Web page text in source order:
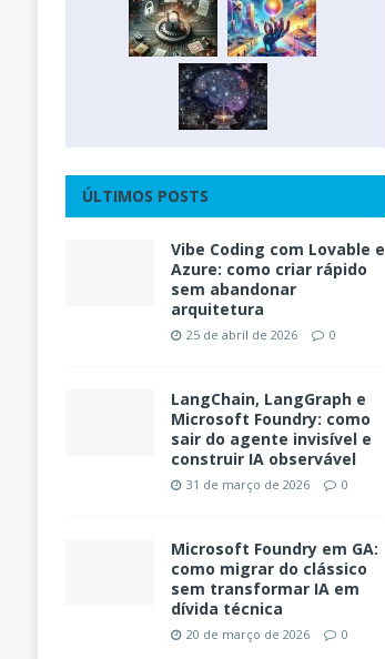
ÚLTIMOS POSTS
Vibe Coding com Lovable e
Azure: como criar rápido
sem abandonar
arquitetura
25 de abril de 2026 0
LangChain, LangGraph e
Microsoft Foundry: como
sair do agente invisível e
construir IA observável
31 de março de 2026 0
Microsoft Foundry em GA:
como migrar do clássico
sem transformar IA em
dívida técnica
20 de março de 2026 0